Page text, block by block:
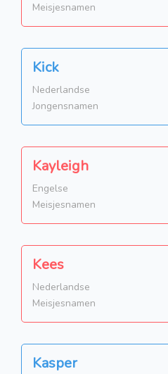
Meisjesnamen
Kick
Nederlandse
Jongensnamen
Kayleigh
Engelse
Meisjesnamen
Kees
Nederlandse
Meisjesnamen
Kasper